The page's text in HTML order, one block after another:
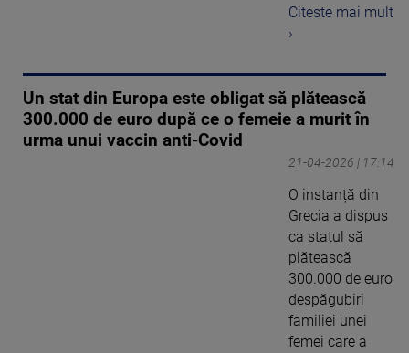
Citeste mai mult
›
Un stat din Europa este obligat să plătească
300.000 de euro după ce o femeie a murit în
urma unui vaccin anti-Covid
21-04-2026 | 17:14
O instanță din
Grecia a dispus
ca statul să
plătească
300.000 de euro
despăgubiri
familiei unei
femei care a